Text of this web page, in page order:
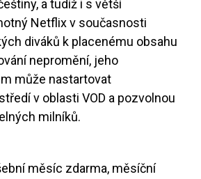
a tudíž i s větší
Netflix v současnosti
diváků k placenému obsahu
nepromění, jeho
může nastartovat
v oblasti VOD a pozvolnou
milníků.
měsíc zdarma, měsíční